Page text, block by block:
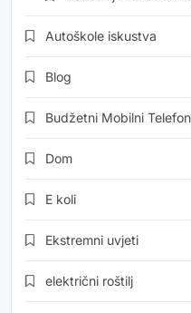
Autoškole iskustva
Blog
Budžetni Mobilni
Dom
E koli
Ekstremni uvjeti
električni roštilj